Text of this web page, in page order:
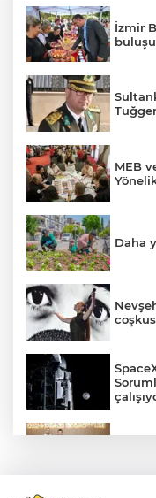
İzmir
MEB
Daha